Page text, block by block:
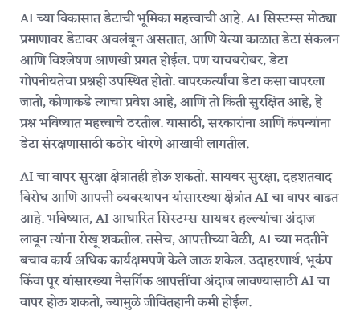
AI च्या विकासात डेटाची भूमिका महत्त्वाची आहे. AI सिस्टम्स मोठ्या
प्रमाणावर डेटावर अवलंबून असतात, आणि येत्या काळात डेटा संकलन
आणि विश्लेषण आणखी प्रगत होईल. पण याचबरोबर, डेटा
गोपनीयतेचा प्रश्नही उपस्थित होतो. वापरकर्त्यांचा डेटा कसा वापरला
जातो, कोणाकडे त्याचा प्रवेश आहे, आणि तो किती सुरक्षित आहे, हे
प्रश्न भविष्यात महत्त्वाचे ठरतील. यासाठी, सरकारांना आणि कंपन्यांना
डेटा संरक्षणासाठी कठोर धोरणे आखावी लागतील.
AI चा वापर सुरक्षा क्षेत्रातही होऊ शकतो. सायबर सुरक्षा, दहशतवाद
विरोध आणि आपत्ती व्यवस्थापन यांसारख्या क्षेत्रांत AI चा वापर वाढत
आहे. भविष्यात, AI आधारित सिस्टम्स सायबर हल्ल्यांचा अंदाज
लावून त्यांना रोखू शकतील. तसेच, आपत्तीच्या वेळी, AI च्या मदतीने
बचाव कार्य अधिक कार्यक्षमपणे केले जाऊ शकेल. उदाहरणार्थ, भूकंप
किंवा पूर यांसारख्या नैसर्गिक आपत्तींचा अंदाज लावण्यासाठी AI चा
वापर होऊ शकतो, ज्यामुळे जीवितहानी कमी होईल.